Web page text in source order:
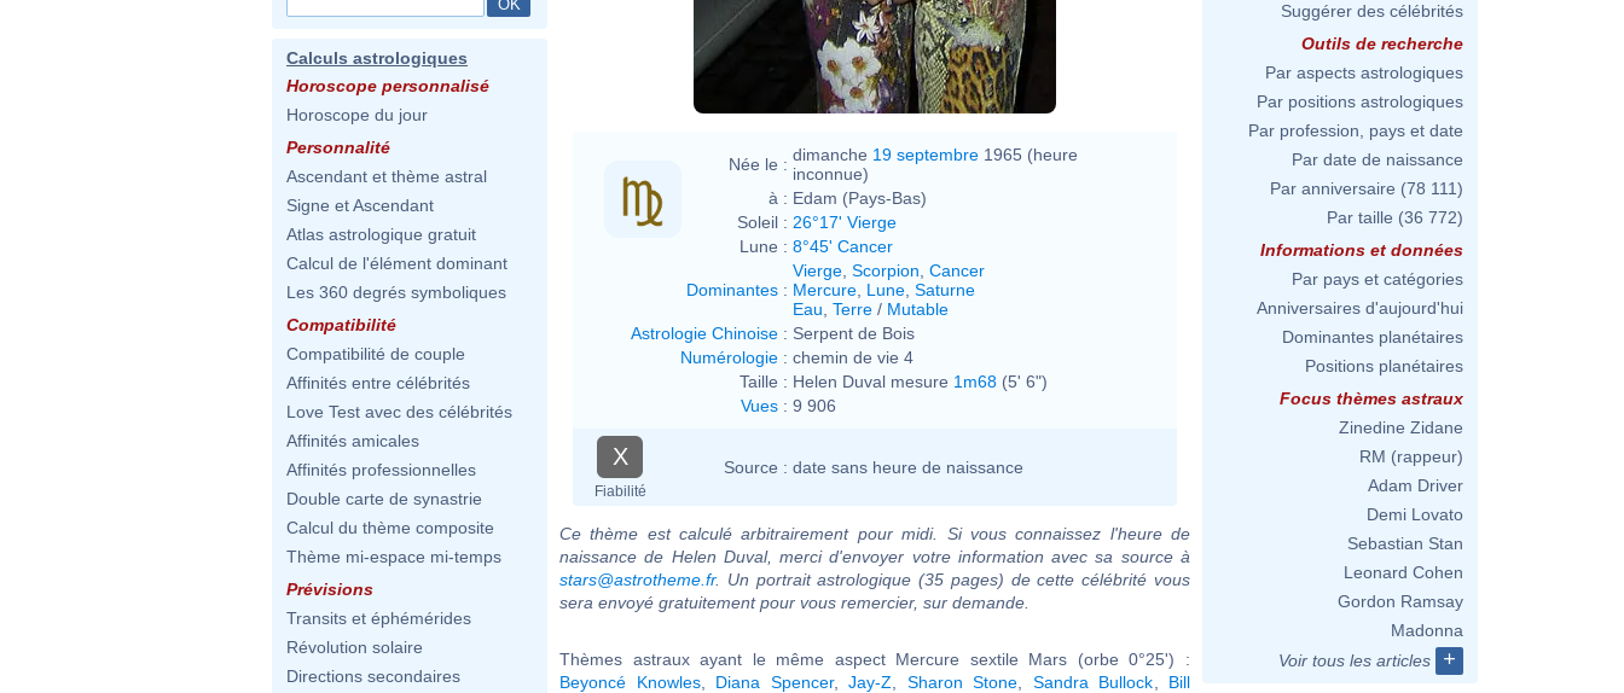
Calculs astrologiques
Horoscope personnalisé
Horoscope du jour
Personnalité
Ascendant et thème astral
Signe et Ascendant
Atlas astrologique gratuit
Calcul de l'élément dominant
Les 360 degrés symboliques
Compatibilité
Compatibilité de couple
Affinités entre célébrités
Love Test avec des célébrités
Affinités amicales
Affinités professionnelles
Double carte de synastrie
Calcul du thème composite
Thème mi-espace mi-temps
Prévisions
Transits et éphémérides
Révolution solaire
Directions secondaires
videozaak van Davy's.)
Née le : dimanche 19 septembre 1965 (heure
inconnue)
à : Edam (Pays-Bas)
Soleil : 26°17' Vierge
Lune : 8°45' Cancer
Dominantes :
Vierge Scorpion Cancer
Mercure Lune Saturne
Eau Terre / Mutable
Astrologie Chinoise : Serpent de Bois
Numérologie : chemin de vie 4
Taille : Helen Duval mesure 1m68 (5' 6")
Vues : 9 906
X
Fiabilité
Source : date sans heure de naissance
Ce thème est calculé arbitrairement pour midi. Si vous connaissez l'heure de
naissance de Helen Duval, merci d'envoyer votre information avec sa source à
stars@astrotheme.fr. Un portrait astrologique (35 pages) de cette célébrité vous
sera envoyé gratuitement pour vous remercier, sur demande.
Thèmes astraux ayant le même aspect Mercure sextile Mars (orbe 0°25') :
Beyoncé Knowles, Diana Spencer,Jay-Z Sharon Stone Sandra Bullock
Bill
Suggérer des célébrités
Outils de recherche
Par aspects astrologiques
Par positions astrologiques
Par profession, pays et date
Par date de naissance
Par anniversaire (78 111)
Par taille (36 772)
Informations et données
Par pays et catégories
Anniversaires d'aujourd'hui
Dominantes planétaires
Positions planétaires
Focus thèmes astraux
Zinedine Zidane
RM (rappeur)
Adam Driver
Demi Lovato
Sebastian Stan
Leonard Cohen
Gordon Ramsay
Madonna
Voir tous les articles
+